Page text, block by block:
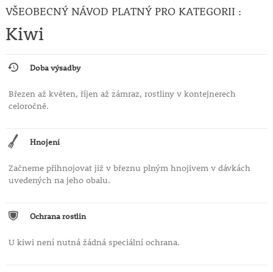
VŠEOBECNÝ NÁVOD PLATNÝ PRO KATEGORII :
Kiwi
Doba výsadby
Březen až květen, říjen až zámraz, rostliny v kontejnerech
celoročně.
Hnojení
Začneme přihnojovat již v březnu plným hnojivem v dávkách
uvedených na jeho obalu.
Ochrana rostlin
U kiwi není nutná žádná speciální ochrana.